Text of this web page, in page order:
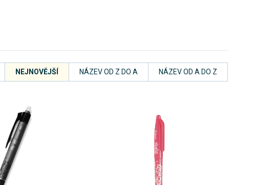
NEJNOVĚJŠÍ NÁZEV OD Z DO A NÁZEV OD A DO Z